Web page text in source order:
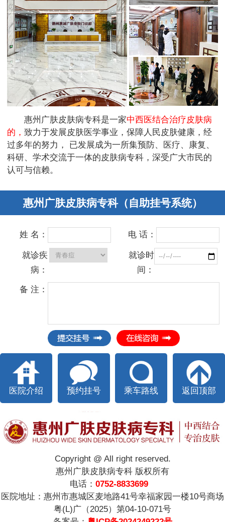
惠州广肤皮肤病专科是一家中西医结合治疗皮肤病
的， 致力于发展皮肤医学事业，保障人民皮肤健康，经
过多年的努力， 已发展成为一所集预防、医疗、康复、
科研、学术交流于一体的皮肤病专科，深受广大市民的
认可与信赖。
惠州广肤皮肤病专科（自助挂号系统）
姓 名： 电 话：
就诊疾
病：
就诊时
间：
备 注：
医院介绍 预约挂号 乘车路线 返回顶部
Copyright @ All right reserved.
惠州广肤皮肤病专科 版权所有
电话： 0752-8833699
医院地址：惠州市惠城区麦地路41号幸福家园一楼10号商场
粤(L)广（2025）第04-10-071号